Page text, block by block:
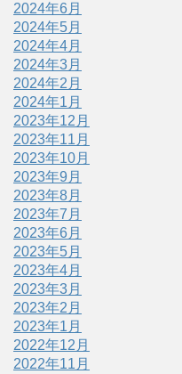
2024年6月
2024年5月
2024年4月
2024年3月
2024年2月
2024年1月
2023年12月
2023年11月
2023年10月
2023年9月
2023年8月
2023年7月
2023年6月
2023年5月
2023年4月
2023年3月
2023年2月
2023年1月
2022年12月
2022年11月